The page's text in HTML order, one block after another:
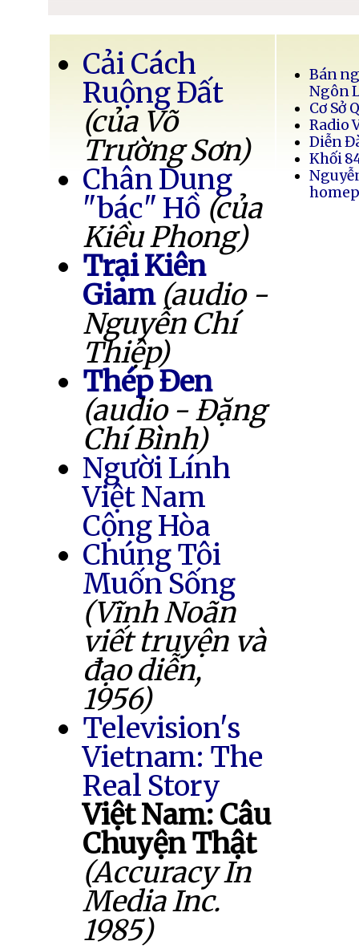
Cải Cách
Ruộng Đất
(của Võ
Trường Sơn)
Chân Dung
"bác" Hồ (của
Kiều Phong)
Trại Kiên
Giam (audio -
Nguyễn Chí
Thiệp)
Thép Đen
(audio - Đặng
Chí Bình)
Người Lính
Việt Nam
Cộng Hòa
Chúng Tôi
Muốn Sống
(Vĩnh Noãn
viết truyện và
đạo diễn,
1956)
Television's
Vietnam: The
Real Story
Việt Nam: Câu
Chuyện Thật
(Accuracy In
Media Inc.
1985)
Bán
Ngôn
Cơ Sở
Radio
Diễn
Khối